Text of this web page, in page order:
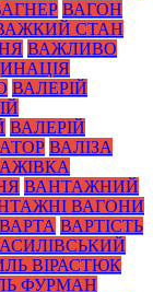
ВАГОН
СТАН
ВАЖЛИВО
ВАЛЕРІЙ
ВАЛЕРІЙ
ВАЛІЗА
ВАНТАЖНИЙ
ВАГОНИ
ВАРТА ВАРТІСТЬ
ВІРАСТЮК
ФУРМАН